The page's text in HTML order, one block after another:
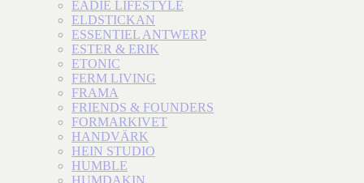
EADIE LIFESTYLE
ELDSTICKAN
ESSENTIEL ANTWERP
ESTER & ERIK
ETONIC
FERM LIVING
FRAMA
FRIENDS & FOUNDERS
FORMARKIVET
HANDVÄRK
HEIN STUDIO
HUMBLE
HUMDAKIN